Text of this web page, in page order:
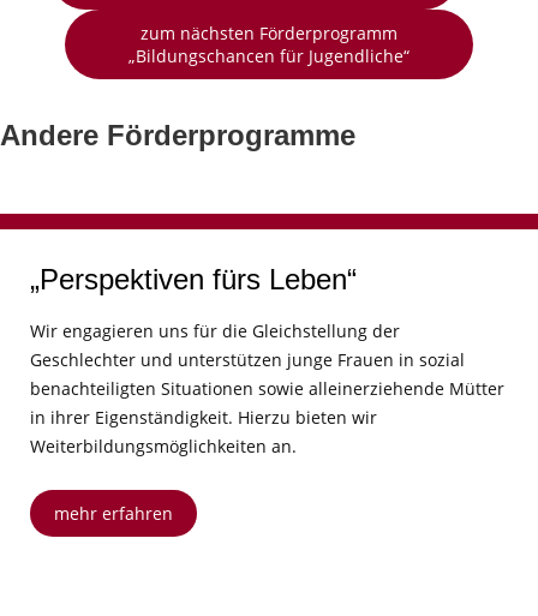
zum nächsten Förderprogramm
„Bildungschancen für Jugendliche“
Andere Förderprogramme
„Perspektiven fürs Leben“
Wir engagieren uns für die Gleichstellung der
Geschlechter und unterstützen junge Frauen in sozial
benachteiligten Situationen sowie alleinerziehende Mütter
in ihrer Eigenständigkeit. Hierzu bieten wir
Weiterbildungsmöglichkeiten an.
mehr erfahren